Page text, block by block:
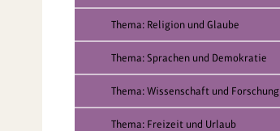
Thema: Religion und Glaube
Thema: Sprachen und Demokratie
Thema: Wissenschaft und Forschung
Thema: Freizeit und Urlaub